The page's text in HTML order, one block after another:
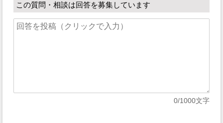
この質問・相談は回答を募集しています
0/1000文字